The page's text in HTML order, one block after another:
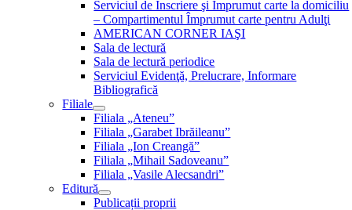
Serviciul de Inscriere şi Împrumut carte la domiciliu
– Compartimentul Împrumut carte pentru Adulţi
AMERICAN CORNER IAŞI
Sala de lectură
Sala de lectură periodice
Serviciul Evidenţă, Prelucrare, Informare
Bibliografică
Filiale
Filiala „Ateneu”
Filiala „Garabet Ibrăileanu”
Filiala „Ion Creangă”
Filiala „Mihail Sadoveanu”
Filiala „Vasile Alecsandri”
Editură
Publicații proprii